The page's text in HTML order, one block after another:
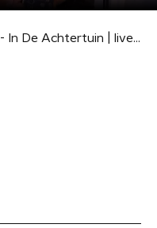
Rowwen Hèze - In De Achtertuin | live in Muziekcafé